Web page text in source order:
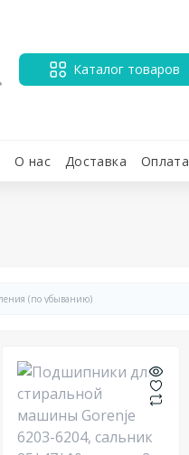
Каталог товаров
О нас Доставка Оплата